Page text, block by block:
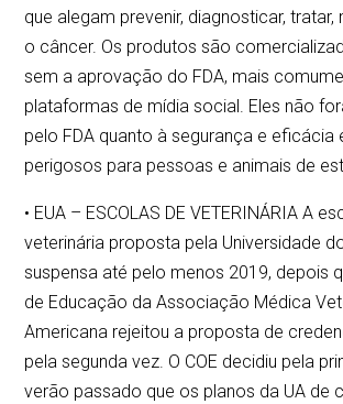
que alegam prevenir, diagnosticar, tratar,
o câncer. Os produtos são
sem a aprovação do FDA, mais
plataformas de mídia social. Eles não
pelo FDA quanto à segurança e eficácia
perigosos para pessoas e animais de
• EUA – ESCOLAS DE VETERINÁRIA A
veterinária proposta pela Universidade
suspensa até pelo menos 2019, depois
de Educação da Associação Médica
Americana rejeitou a proposta de
pela segunda vez. O COE decidiu pela
verão passado que os planos da UA de